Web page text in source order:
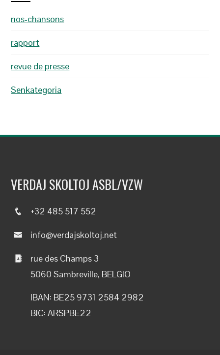
nos-chansons
rapport
revue de presse
Senkategoria
VERDAJ SKOLTOJ ASBL/VZW
+32 485 517 552
info@verdajskoltoj.net
rue des Champs 3
5060 Sambreville, BELGIO
IBAN: BE25 9731 2584 2982
BIC: ARSPBE22